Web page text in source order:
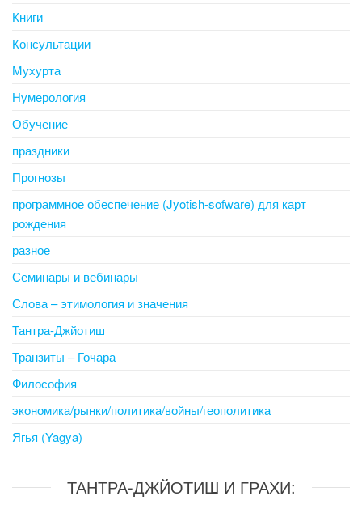
Книги
Консультации
Мухурта
Нумерология
Обучение
праздники
Прогнозы
программное обеспечение (Jyotish-sofware) для карт
рождения
разное
Семинары и вебинары
Слова – этимология и значения
Тантра-Джйотиш
Транзиты – Гочара
Философия
экономика/рынки/политика/войны/геополитика
Ягья (Yagya)
ТАНТРА-ДЖЙОТИШ И ГРАХИ: